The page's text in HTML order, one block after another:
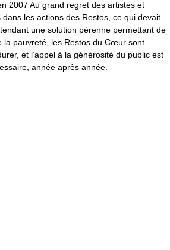
2007 Au grand regret des artistes et
les actions des Restos, ce qui devait
une solution pérenne permettant de
la pauvreté, les Restos du Cœur sont
et l’appel à la générosité du public est
année après année.